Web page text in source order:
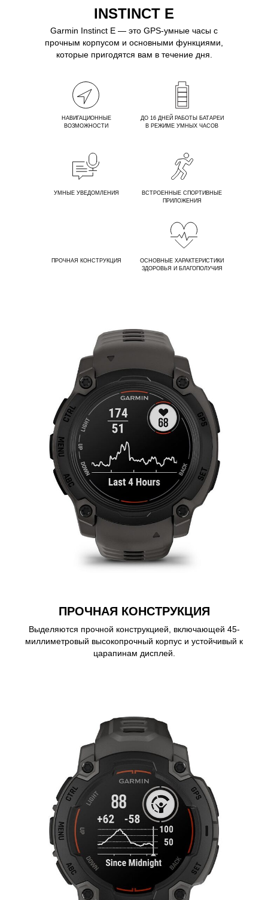
НАВИГАЦИОННЫЕ
ВОЗМОЖНОСТИ
ДО 16 ДНЕЙ РАБОТЫ БАТАРЕИ
В РЕЖИМЕ УМНЫХ ЧАСОВ
УМНЫЕ УВЕДОМЛЕНИЯ
ОСНОВНЫЕ ХАРАКТЕРИСТИКИ
ЗДОРОВЬЯ И БЛАГОПОЛУЧИЯ
ПРОЧНАЯ КОНСТРУКЦИЯ
ВСТРОЕННЫЕ СПОРТИВНЫЕ
ПРИЛОЖЕНИЯ
INSTINCT E
Garmin Instinct E — это GPS-умные часы с
прочным корпусом и основными функциями,
которые пригодятся вам в течение дня.
ПРОЧНАЯ КОНСТРУКЦИЯ
Выделяются прочной конструкцией, включающей 45-
миллиметровый высокопрочный корпус и устойчивый к
царапинам дисплей.